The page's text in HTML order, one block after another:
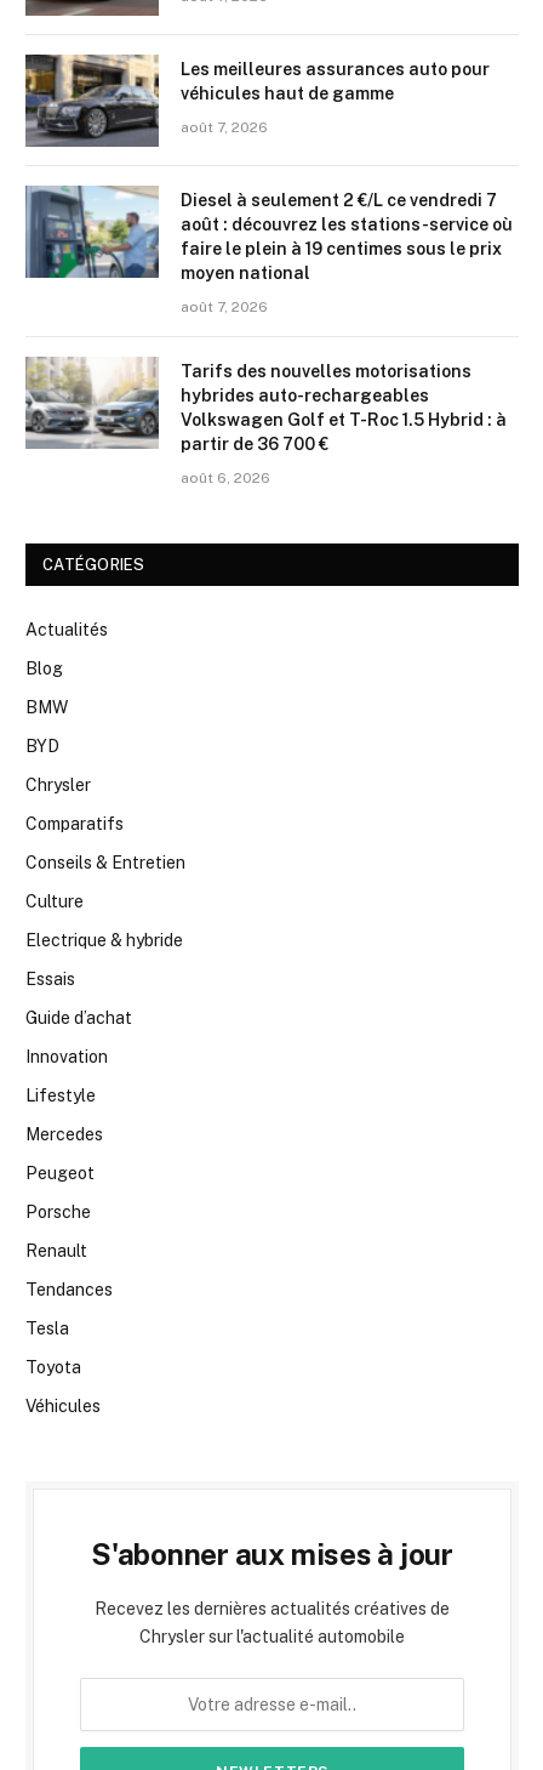
Les meilleures assurances auto pour
véhicules haut de gamme
août 7, 2026
Diesel à seulement 2 €/L ce vendredi 7
août : découvrez les stations-service où
faire le plein à 19 centimes sous le prix
moyen national
août 7, 2026
Tarifs des nouvelles motorisations
hybrides auto-rechargeables
Volkswagen Golf et T-Roc 1.5 Hybrid : à
partir de 36 700 €
août 6, 2026
CATÉGORIES
Actualités
Blog
BMW
BYD
Chrysler
Comparatifs
Conseils & Entretien
Culture
Electrique & hybride
Essais
Guide d’achat
Innovation
Lifestyle
Mercedes
Peugeot
Porsche
Renault
Tendances
Tesla
Toyota
Véhicules
S'abonner aux mises à jour
Recevez les dernières actualités créatives de
Chrysler sur l'actualité automobile